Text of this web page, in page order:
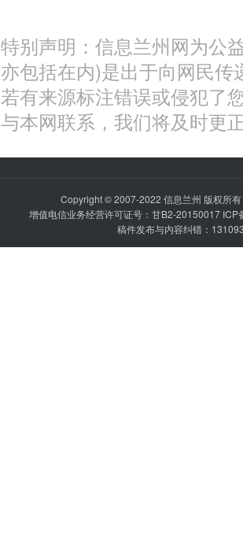
特别声明：信息兰州网为公
亦包括在内)是出于向网民
若有来源标注错误或侵犯了
与本网联系，我们将及时更
Copyright © 2007-2022 信息兰州 版权所
增值电信业务经营许可证号：甘B2-20150017 ICP
稿件发布与内容纠错：